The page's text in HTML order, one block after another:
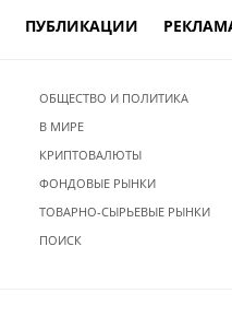
ПУБЛИКАЦИИ
ОБЩЕСТВО И ПОЛИТИКА
В МИРЕ
КРИПТОВАЛЮТЫ
ФОНДОВЫЕ РЫНКИ
ТОВАРНО-СЫРЬЕВЫЕ РЫНКИ
ПОИСК